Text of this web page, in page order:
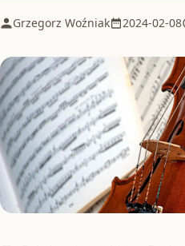
Grzegorz Woźniak 2024-02-08